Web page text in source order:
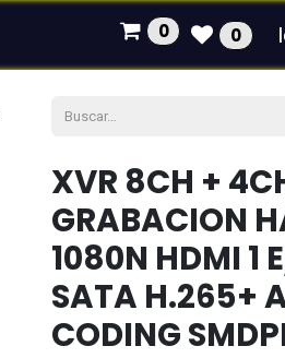
0 0
XVR 8CH +
GRABACION
1080N HDMI 1
SATA H.265+
CODING